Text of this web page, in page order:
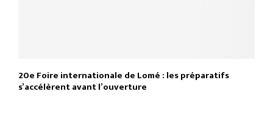
20e Foire internationale de Lomé : les préparatifs
s’accélèrent avant l’ouverture